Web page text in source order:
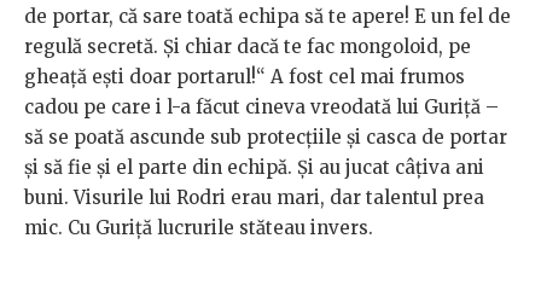
de portar, că sare toată echipa să te apere! E un fel de
regulă secretă. Și chiar dacă te fac mongoloid, pe
gheață ești doar portarul!“ A fost cel mai frumos
cadou pe care i l-a făcut cineva vreodată lui Guriță –
să se poată ascunde sub protecțiile și casca de portar
și să fie și el parte din echipă. Și au jucat câțiva ani
buni. Visurile lui Rodri erau mari, dar talentul prea
mic. Cu Guriță lucrurile stăteau invers.